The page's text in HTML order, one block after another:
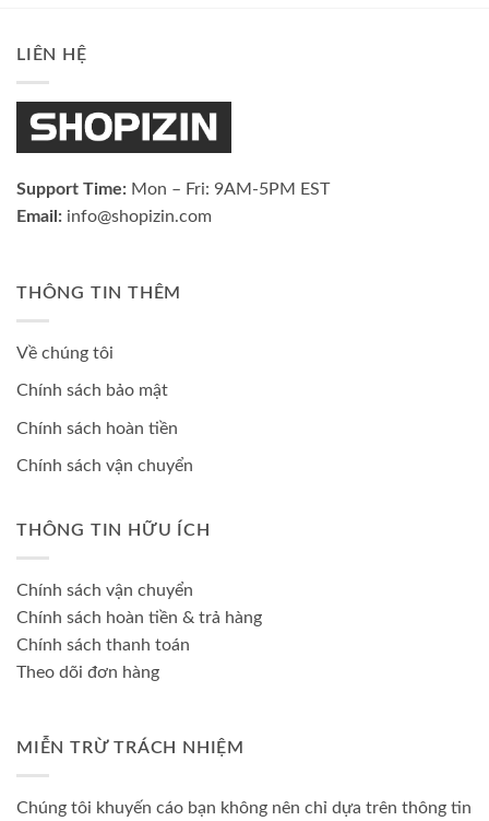
LIÊN HỆ
Support Time: Mon – Fri: 9AM-5PM EST
Email: info@shopizin.com
THÔNG TIN THÊM
Về chúng tôi
Chính sách bảo mật
Chính sách hoàn tiền
Chính sách vận chuyển
THÔNG TIN HỮU ÍCH
Chính sách vận chuyển
Chính sách hoàn tiền & trả hàng
Chính sách thanh toán
Theo dõi đơn hàng
MIỄN TRỪ TRÁCH NHIỆM
Chúng tôi khuyến cáo bạn không nên chỉ dựa trên thông tin